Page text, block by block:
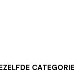
CATEGORIE